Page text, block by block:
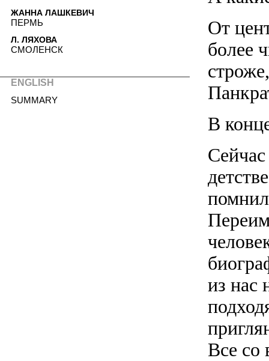
От
более
В
из нас
Все со
ЖАННА ЛАШКЕВИЧ
ПЕРМЬ
Л. ЛЯХОВА
СМОЛЕНСК
ENGLISH
SUMMARY